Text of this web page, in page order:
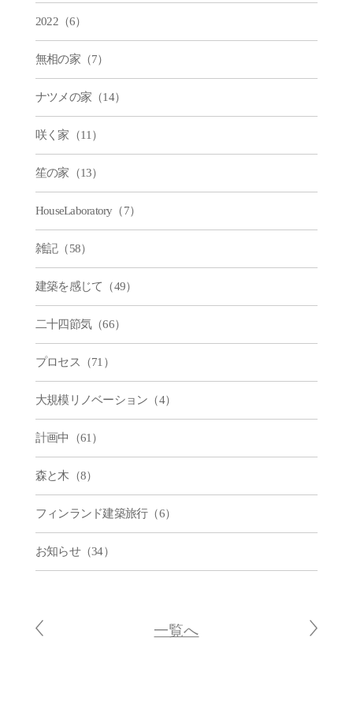
2022（6）
無相の家（7）
ナツメの家（14）
咲く家（11）
笙の家（13）
HouseLaboratory（7）
雑記（58）
建築を感じて（49）
二十四節気（66）
プロセス（71）
大規模リノベーション（4）
計画中（61）
森と木（8）
フィンランド建築旅行（6）
お知らせ（34）
一覧へ